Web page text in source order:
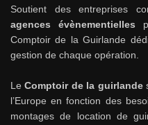
Soutient des entreprises
agences évènementielles
Comptoir de la Guirlande
gestion de chaque opération.
LeComptoir de la guirlande
l’Europe en fonction des
montages de location de